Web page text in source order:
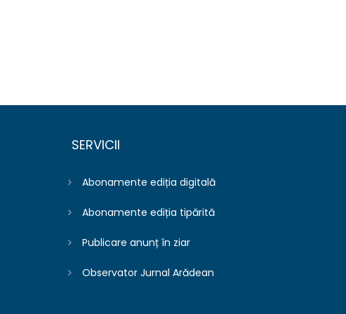
SERVICII
Abonamente ediția digitală
Abonamente ediția tipărită
Publicare anunț în ziar
Observator Jurnal Arădean